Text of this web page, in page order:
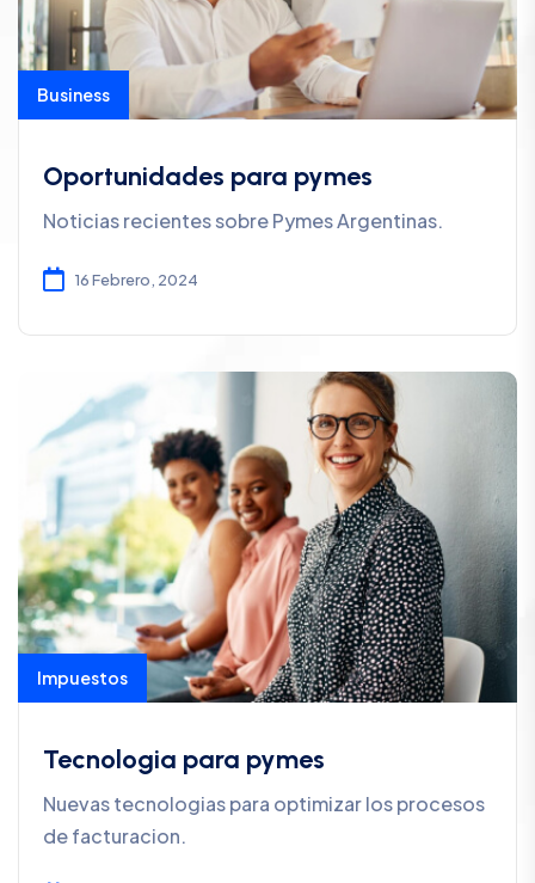
Business
Oportunidades para pymes
Noticias recientes sobre Pymes Argentinas.
16 Febrero, 2024
Impuestos
Tecnologia para pymes
Nuevas tecnologias para optimizar los procesos
de facturacion.